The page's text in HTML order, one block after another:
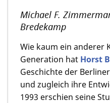
Michael F.
Bredekamp
Wie kaum ein anderer
Generation hat Horst
Geschichte der
und zugleich ihre
1993 erschien seine